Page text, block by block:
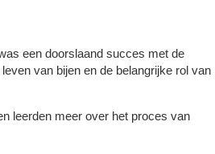
een doorslaand succes met de
van bijen en de belangrijke rol van
leerden meer over het proces van